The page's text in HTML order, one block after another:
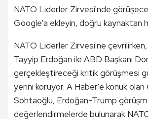
NATO Liderler Zirvesi'nde
Google'a ekleyin, doğru kaynaktan
NATO Liderler Zirvesi'ne
Tayyip Erdoğan ile ABD Başkanı
gerçekleştireceği kritik görüşmesi
yerini koruyor. A Haber'e konuk
Sohtaoğlu, Erdoğan-Trump
değerlendirmelerde bulunarak